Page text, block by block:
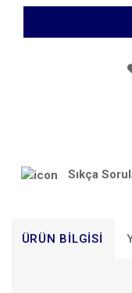
Sıkça
ÜRÜN BILGISI